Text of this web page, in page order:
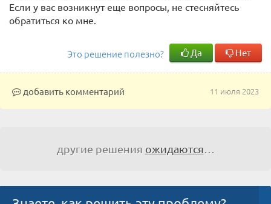
Если у вас возникнут еще вопросы, не стесняйтесь
обратиться ко мне.
Это решение полезно? Да Нет
11 июля 2023
добавить комментарий
другие решения ожидаются